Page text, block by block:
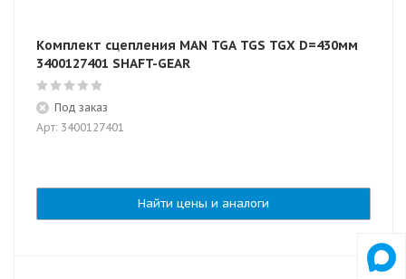
Комплект сцепления MAN TGA TGS TGX D=430мм
3400127401 SHAFT-GEAR
Под заказ
Арт: 3400127401
Найти цены и аналоги